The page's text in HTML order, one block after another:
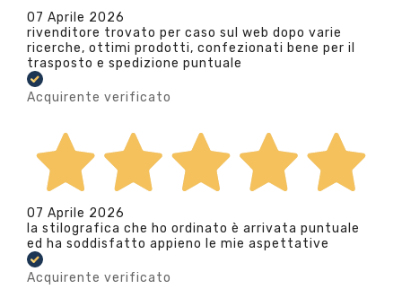
07 Aprile 2026
rivenditore trovato per caso sul web dopo varie
ricerche, ottimi prodotti, confezionati bene per il
trasposto e spedizione puntuale
Acquirente verificato
07 Aprile 2026
la stilografica che ho ordinato è arrivata puntuale
ed ha soddisfatto appieno le mie aspettative
Acquirente verificato